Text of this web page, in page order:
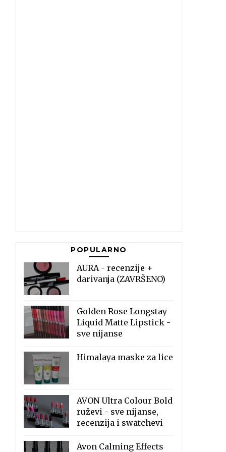
POPULARNO
AURA - recenzije +
darivanja (ZAVRŠENO)
Golden Rose Longstay
Liquid Matte Lipstick -
sve nijanse
Himalaya maske za lice
AVON Ultra Colour Bold
ruževi - sve nijanse,
recenzija i swatchevi
Avon Calming Effects